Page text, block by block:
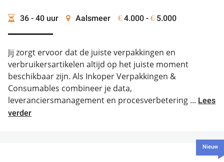
36 - 40 uur Aalsmeer € 4.000 - € 5.000
Jij zorgt ervoor dat de juiste verpakkingen en
verbruikersartikelen altijd op het juiste moment
beschikbaar zijn. Als Inkoper Verpakkingen &
Consumables combineer je data,
leveranciersmanagement en procesverbetering ... Lees
verder
Nieuw